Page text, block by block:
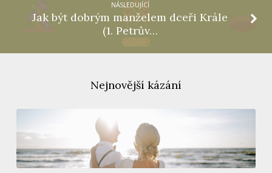
NÁSLEDUJÍCÍ
Jak být dobrým manželem dceři Krále
(1. Petrův…
Nejnovější kázání